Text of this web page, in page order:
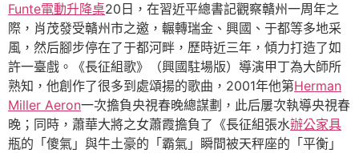
Funte電動升降桌20日，在習近平總書記觀察贛州一周年之
際，肖茂發受贛州市之邀，輾轉瑞金、興國、于都等多地采
風，然后腳步停在了于都河畔，歷時近三年，傾力打造了如
許一臺戲。《長征組歌》（興國駐場版）導演甲丁為大師所
熟知，他創作了很多到處頌揚的歌曲，2001年他第Herman
Miller Aeron一次擔負央視春晚總謀劃，此后屢次執導央視春
晚；同時，蕭華大將之女蕭霞擔負了《長征組張水辦公家具
瓶的「傻氣」與牛土豪的「霸氣」瞬間被天秤座的「平衡」